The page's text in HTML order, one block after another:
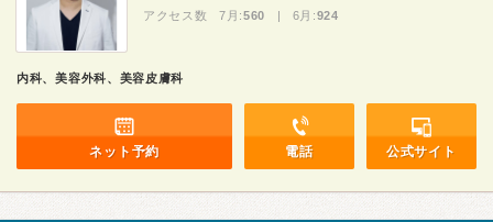
アクセス数 7月:560 | 6月:924
内科、美容外科、美容皮膚科
ネット予約 電話 公式サイト